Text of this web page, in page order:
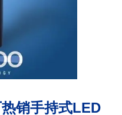
销手持式LED